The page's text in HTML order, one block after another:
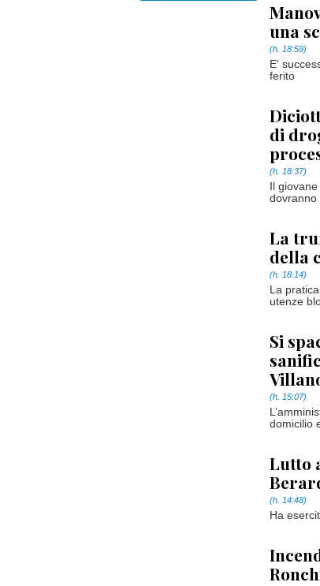
una
(h. 18:59)
E'
ferito
di
(h. 18:37)
Il
dovranno
La
della
(h. 18:14)
La
utenze
Si
(h. 15:07)
domicilio
Lutto
(h. 14:48)
Ha